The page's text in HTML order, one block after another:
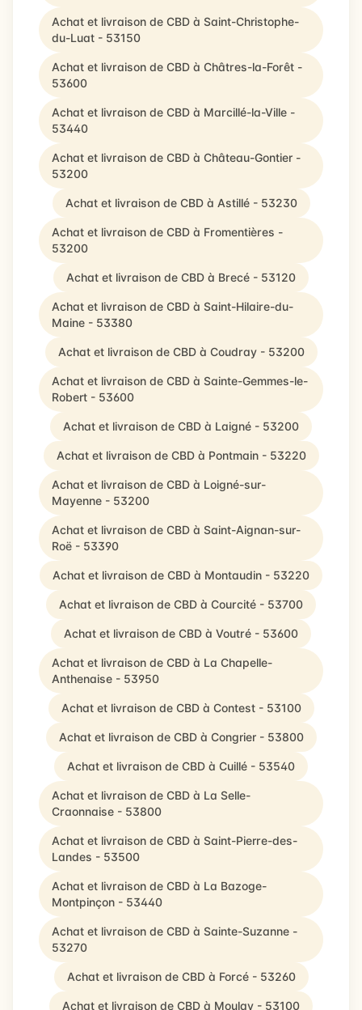
Achat et livraison de CBD à Saint-Christophe-
du-Luat - 53150
Achat et livraison de CBD à Châtres-la-Forêt -
53600
Achat et livraison de CBD à Marcillé-la-Ville -
53440
Achat et livraison de CBD à Château-Gontier -
53200
Achat et livraison de CBD à Astillé - 53230
Achat et livraison de CBD à Fromentières -
53200
Achat et livraison de CBD à Brecé - 53120
Achat et livraison de CBD à Saint-Hilaire-du-
Maine - 53380
Achat et livraison de CBD à Coudray - 53200
Achat et livraison de CBD à Sainte-Gemmes-le-
Robert - 53600
Achat et livraison de CBD à Laigné - 53200
Achat et livraison de CBD à Pontmain - 53220
Achat et livraison de CBD à Loigné-sur-
Mayenne - 53200
Achat et livraison de CBD à Saint-Aignan-sur-
Roë - 53390
Achat et livraison de CBD à Montaudin - 53220
Achat et livraison de CBD à Courcité - 53700
Achat et livraison de CBD à Voutré - 53600
Achat et livraison de CBD à La Chapelle-
Anthenaise - 53950
Achat et livraison de CBD à Contest - 53100
Achat et livraison de CBD à Congrier - 53800
Achat et livraison de CBD à Cuillé - 53540
Achat et livraison de CBD à La Selle-
Craonnaise - 53800
Achat et livraison de CBD à Saint-Pierre-des-
Landes - 53500
Achat et livraison de CBD à La Bazoge-
Montpinçon - 53440
Achat et livraison de CBD à Sainte-Suzanne -
53270
Achat et livraison de CBD à Forcé - 53260
Achat et livraison de CBD à Moulay - 53100